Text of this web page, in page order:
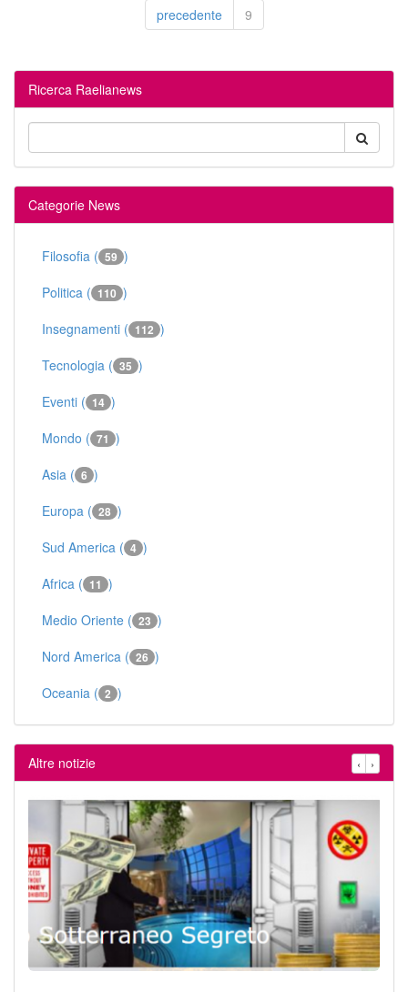
precedente 9
Ricerca Raelianews
Categorie News
Filosofia ( 59 )
Politica ( 110 )
Insegnamenti ( 112 )
Tecnologia ( 35 )
Eventi ( 14 )
Mondo ( 71 )
Asia ( 6 )
Europa ( 28 )
Sud America ( 4 )
Africa ( 11 )
Medio Oriente ( 23 )
Nord America ( 26 )
Oceania ( 2 )
Altre notizie ‹ ›